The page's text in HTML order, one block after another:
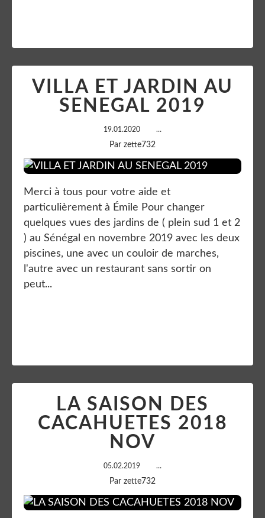
VILLA ET JARDIN AU
SENEGAL 2019
19.01.2020 …
Par zette732
Merci à tous pour votre aide et
particulièrement à Émile Pour changer
quelques vues des jardins de ( plein sud 1 et 2
) au Sénégal en novembre 2019 avec les deux
piscines, une avec un couloir de marches,
l'autre avec un restaurant sans sortir on
peut...
LA SAISON DES
CACAHUETES 2018
NOV
05.02.2019 …
Par zette732